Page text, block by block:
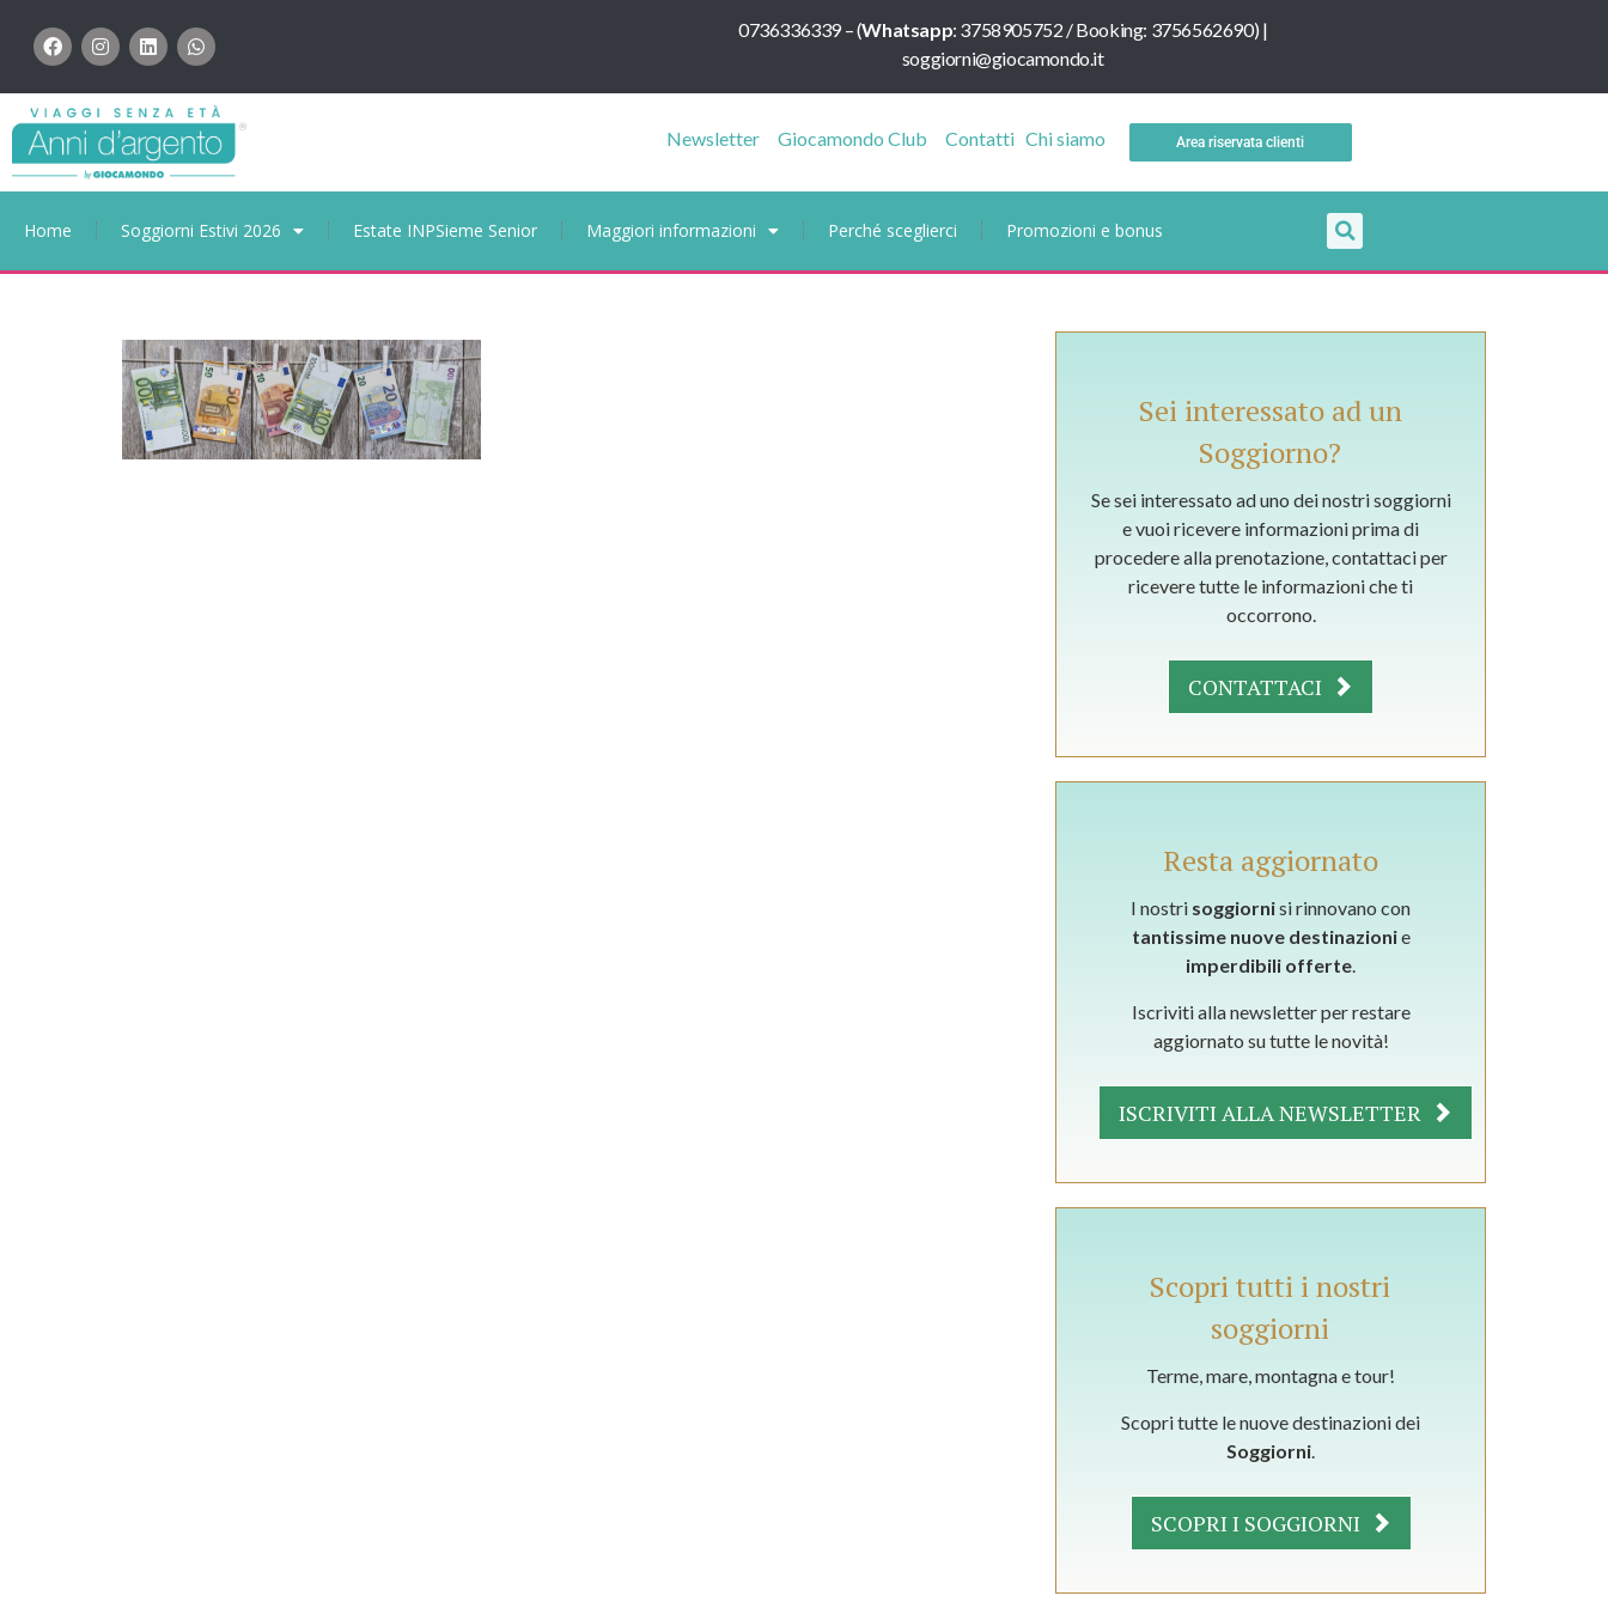
0736336339 –(Whatsapp: 3758905752 /Booking: 3756562690) |
soggiorni@giocamondo.it
Newsletter Giocamondo Club Contatti Chi siamo Area riservata clienti
Home Soggiorni Estivi 2026 Estate INPSieme Senior Maggiori informazioni Perché sceglierci Promozioni e bonus
Sei interessato ad un
Soggiorno?
Se sei interessato ad uno dei nostri soggiorni
e vuoi ricevere informazioni prima di
procedere alla prenotazione, contattaci per
ricevere tutte le informazioni che ti
occorrono.
CONTATTACI
Resta aggiornato
I nostri soggiornisi rinnovano con
tantissime nuove destinazionie
imperdibili offerte
Iscriviti alla newsletter per restare
aggiornato su tutte le novità!
ISCRIVITI ALLA NEWSLETTER
Scopri tutti i nostri
soggiorni
Terme, mare, montagna e tour!
Scopri tutte le nuove destinazioni dei
Soggiorni
SCOPRI I SOGGIORNI